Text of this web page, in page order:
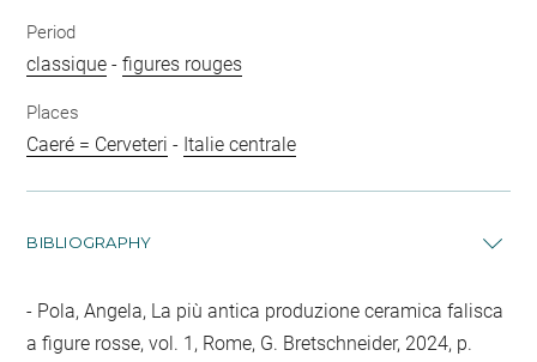
Period
classique -figures rouges
Places
Caeré = Cerveteri - Italie centrale
BIBLIOGRAPHY
Pola, Angela, La più antica produzione ceramica falisca
a figure rosse, vol. 1, Rome, G. Bretschneider, 2024, p.